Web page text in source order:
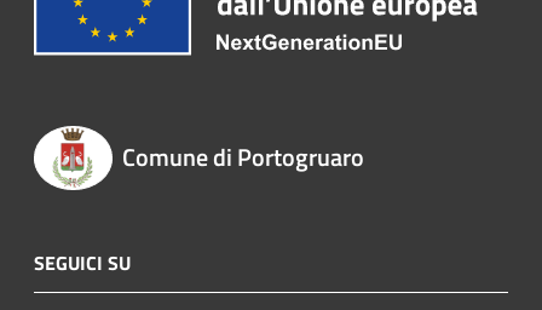
Comune di Portogruaro
SEGUICI SU